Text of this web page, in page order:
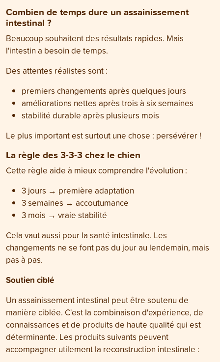
Combien de temps dure un assainissement
intestinal ?
Beaucoup souhaitent des résultats rapides. Mais
l'intestin a besoin de temps.
Des attentes réalistes sont :
premiers changements après quelques jours
améliorations nettes après trois à six semaines
stabilité durable après plusieurs mois
Le plus important est surtout une chose : persévérer !
La règle des 3-3-3 chez le chien
Cette règle aide à mieux comprendre l'évolution :
3 jours → première adaptation
3 semaines → accoutumance
3 mois → vraie stabilité
Cela vaut aussi pour la santé intestinale. Les
changements ne se font pas du jour au lendemain, mais
pas à pas.
Soutien ciblé
Un assainissement intestinal peut être soutenu de
manière ciblée. C'est la combinaison d'expérience, de
connaissances et de produits de haute qualité qui est
déterminante. Les produits suivants peuvent
accompagner utilement la reconstruction intestinale :